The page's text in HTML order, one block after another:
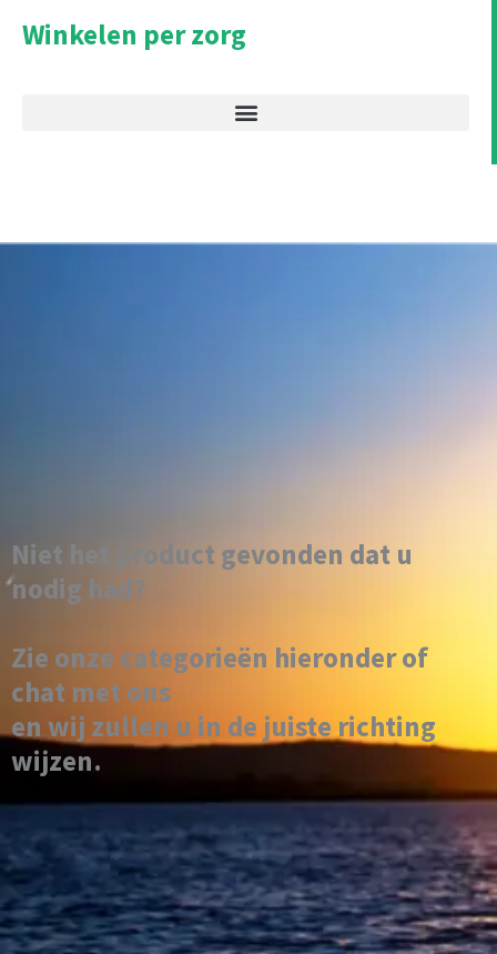
Winkelen per zorg
Niet het product gevonden dat u
nodig had?
Zie onze categorieën hieronder of
chat met ons
en wij zullen u in de juiste richting
wijzen.